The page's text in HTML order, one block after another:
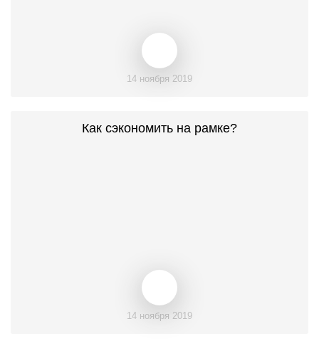
14 ноября 2019
Как сэкономить на рамке?
14 ноября 2019